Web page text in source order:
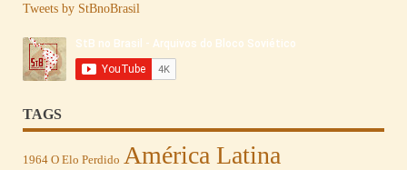
Tweets by StBnoBrasil
TAGS
1964 O Elo Perdido América Latina